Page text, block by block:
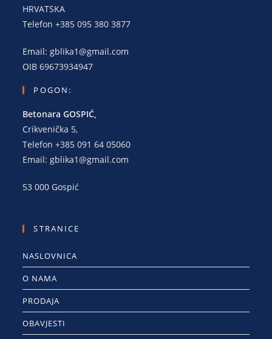
HRVATSKA
Telefon +385 095 380 3877
Email: gblika1@gmail.com
OIB 69673934947
POGON:
Betonara GOSPIĆ,
Crikvenička 5,
Telefon +385 091 64 05060
Email: gblika1@gmail.com
53 000 Gospić
STRANICE
NASLOVNICA
O NAMA
PRODAJA
OBAVJESTI